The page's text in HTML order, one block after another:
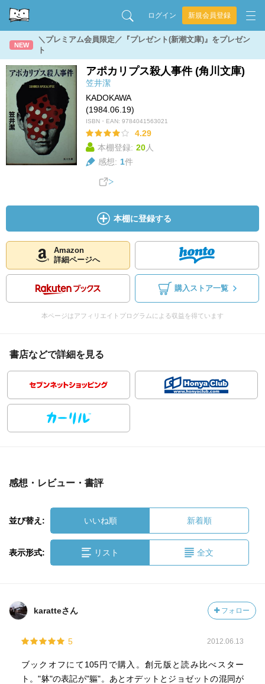
ログイン 新規会員登録
NEW
＼プレミアム会員限定／『プレゼント(新潮文庫)』をプレゼン
ト
アポカリプス殺人事件 (角川文庫)
笠井潔
KADOKAWA
(1984.06.19)
ISBN・EAN: 9784041563021
4.29
本棚登録: 20人
感想: 1件
本棚に登録する
Amazon
詳細ページへ
購入ストア一覧
本ページはアフィリエイトプログラムによる収益を得ています
書店などで詳細を見る
感想・レビュー・書評
並び替え: いいね順 新着順
表示形式: リスト 全文
karatteさん フォロー
5 2012.06.13
ブックオフにて105円で購入。創元版と読み比べスター
ト。"躰"の表記が"軀"。あとオデットとジョゼットの混同が